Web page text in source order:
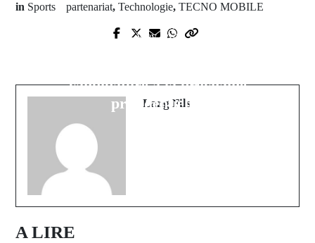
in Sports
partenariat, Technologie, TECNO MOBILE
Prev Post
candidature à la prochaine
présidentielle.
Lang Fils
A LIRE